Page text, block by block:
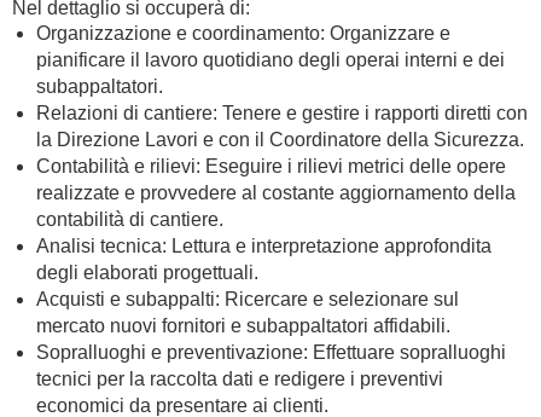
Nel dettaglio si occuperà di:
Organizzazione e coordinamento: Organizzare e
pianificare il lavoro quotidiano degli operai interni e dei
subappaltatori.
Relazioni di cantiere: Tenere e gestire i rapporti diretti con
la Direzione Lavori e con il Coordinatore della Sicurezza.
Contabilità e rilievi: Eseguire i rilievi metrici delle opere
realizzate e provvedere al costante aggiornamento della
contabilità di cantiere.
Analisi tecnica: Lettura e interpretazione approfondita
degli elaborati progettuali.
Acquisti e subappalti: Ricercare e selezionare sul
mercato nuovi fornitori e subappaltatori affidabili.
Sopralluoghi e preventivazione: Effettuare sopralluoghi
tecnici per la raccolta dati e redigere i preventivi
economici da presentare ai clienti.